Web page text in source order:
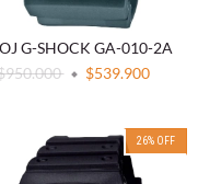
G-SHOCK GA-010-2A
$539.900
26% OFF